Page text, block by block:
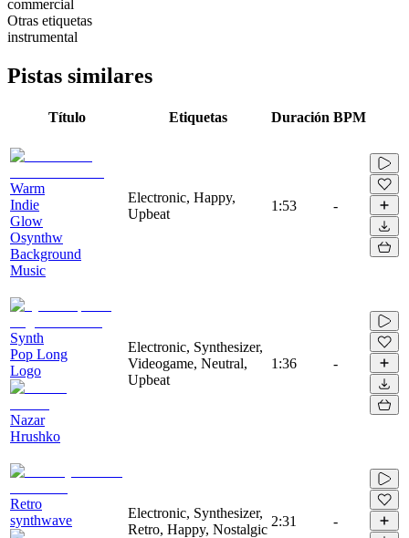
commercial
Otras etiquetas
instrumental
Pistas similares
Título Etiquetas Duración BPM
Warm
Indie
Glow
Osynthw
Background
Music
Electronic, Happy,
Upbeat
1:53 -
Synth
Pop Long
Logo
Nazar
Hrushko
Electronic, Synthesizer,
Videogame, Neutral,
Upbeat
1:36 -
Retro
synthwave
Electronic, Synthesizer,
Retro, Happy, Nostalgic
2:31 -